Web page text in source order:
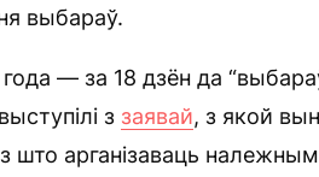
выбараў.
— за 18 дзён да
з заявай, з якой
што арганізаваць